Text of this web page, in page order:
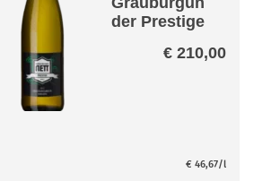
der Prestige
€210,00
€ 46,67/l